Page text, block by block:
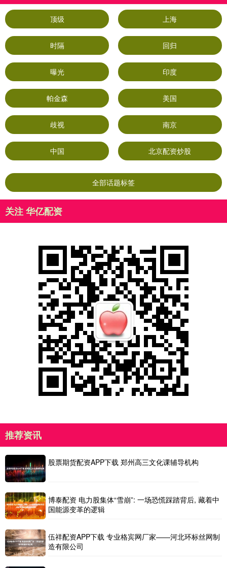
顶级 上海
时隔 回归
曝光 印度
帕金森 美国
歧视 南京
中国 北京配资炒股
全部话题标签
关注 华亿配资
推荐资讯
股票期货配资APP下载 郑州高三文化课辅导机构
博泰配资 电力股集体“雪崩”: 一场恐慌踩踏背后, 藏着中
国能源变革的逻辑
伍祥配资APP下载 专业格宾网厂家——河北环标丝网制
造有限公司